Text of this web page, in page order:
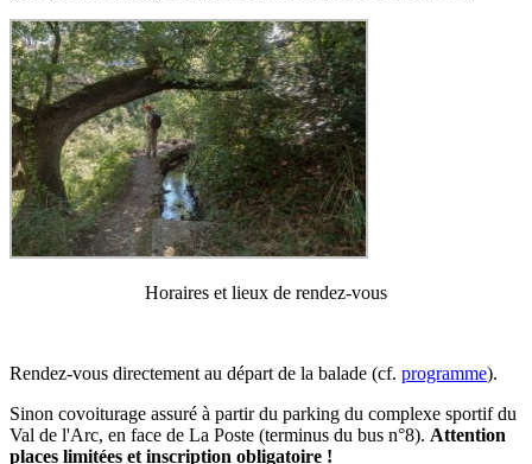
Horaires et lieux de rendez-vous
Rendez-vous directement au départ de la balade (cf. programme).
Sinon covoiturage assuré à partir du parking du complexe sportif du
Val de l'Arc, en face de La Poste (terminus du bus n°8). Attention
places limitées et inscription obligatoire !